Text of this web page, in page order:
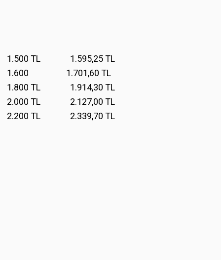
1.500 TL 1.595,25 TL
1.600 1.701,60 TL
1.800 TL 1.914,30 TL
2.000 TL 2.127,00 TL
2.200 TL 2.339,70 TL